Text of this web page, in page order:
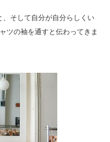
そして自分が自分らしくい
ツの袖を通すと伝わってきま